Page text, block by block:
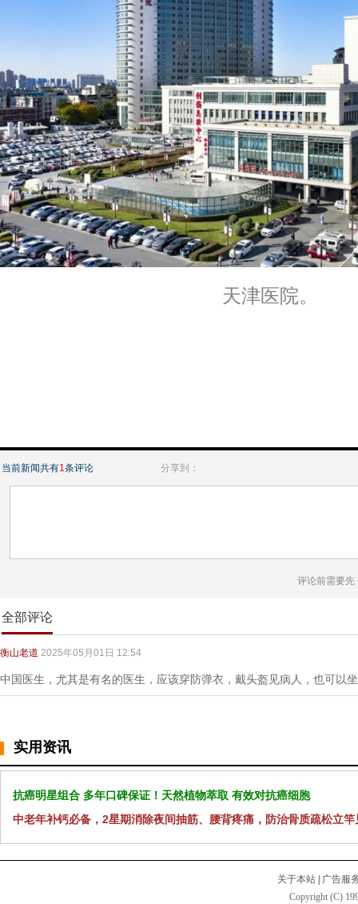
天津医院。
当前新闻共有1条评论 分享到：
评论前需要先
全部评论
衡山老道 2025年05月01日 12:54
中国医生，尤其是有名的医生，应该穿防弹衣，戴头盔见病人，也可以
实用资讯
抗癌明星组合 多年口碑保证！天然植物萃取 有效对抗癌细胞
中老年补钙必备，2星期消除夜间抽筋、腰背疼痛，防治骨质疏松立竿
关于本站
广告服
Copyright (C)